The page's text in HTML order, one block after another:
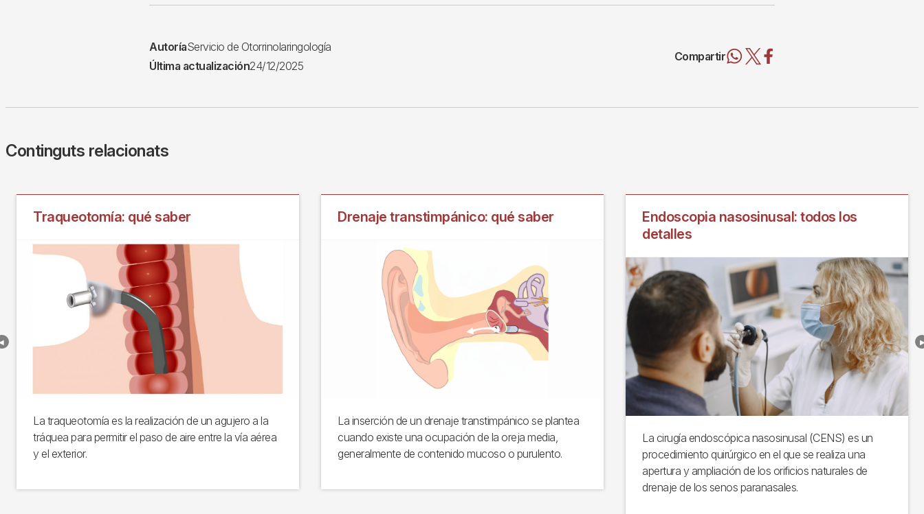
AutoríaServicio de Otorrinolaringología
Última actualización24/12/2025
Compartir
Continguts relacionats
Traqueotomía: qué saber
La traqueotomía es la realización de un agujero a la
tráquea para permitir el paso de aire entre la vía aérea
y el exterior.
Drenaje transtimpánico: qué saber
La inserción de un drenaje transtimpánico se plantea
cuando existe una ocupación de la oreja media,
generalmente de contenido mucoso o purulento.
Endoscopia nasosinusal: todos los
detalles
La cirugía endoscópica nasosinusal (CENS) es un
procedimiento quirúrgico en el que se realiza una
apertura y ampliación de los orificios naturales de
drenaje de los senos paranasales.